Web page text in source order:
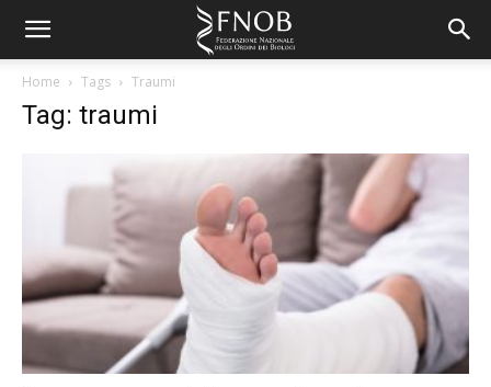
Home Tags Traumi
Tag: traumi